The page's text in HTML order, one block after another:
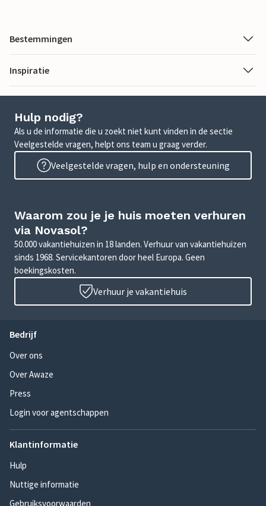
Bestemmingen
Inspiratie
Hulp nodig?
Als u de informatie die u zoekt niet kunt vinden in de sectie
Veelgestelde vragen, helpt ons team u graag verder.
Veelgestelde vragen, hulp en ondersteuning
Waarom zou je je huis moeten verhuren
via Novasol?
50.000 vakantiehuizen in 18 landen. Verhuur van vakantiehuizen
sinds 1968. Servicekantoren door heel Europa. Geen
boekingskosten.
Verhuur je vakantiehuis
Bedrijf
Over ons
Over Awaze
Press
Login voor agentschappen
Klantinformatie
Hulp
Nuttige informatie
Gebruiksvoorwaarden